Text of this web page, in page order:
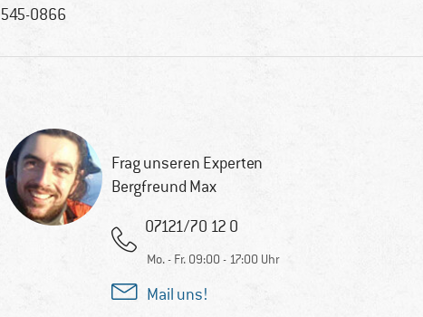
545-0866
Frag unseren Experten
Bergfreund Max
07121/70 12 0
Mo. - Fr. 09:00 - 17:00 Uhr
Mail uns!